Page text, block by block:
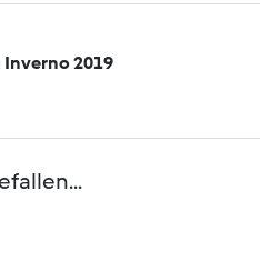
Inverno 2019